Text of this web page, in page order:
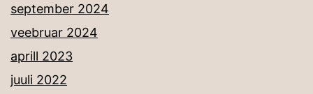
september 2024
veebruar 2024
aprill 2023
juuli 2022